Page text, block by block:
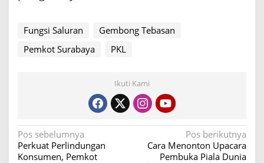
Fungsi Saluran
Gembong Tebasan
Pemkot Surabaya
PKL
Ikuti Kami
N
a
Pos sebelumnya
Perkuat Perlindungan
Konsumen, Pemkot
Pos berikutnya
Cara Menonton Upacara
Pembuka Piala Dunia